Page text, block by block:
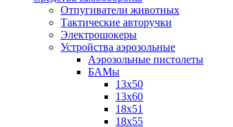
Отпугиватели животных
Тактические авторучки
Электрошокеры
Устройства аэрозольные
Аэрозольные пистолеты
БАМы
13х50
13х60
18х51
18х55